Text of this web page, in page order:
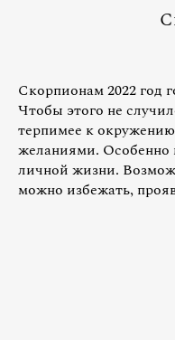
Скорпионам 2022 год
Чтобы этого не
терпимее к
желаниями. Особенно
личной жизни.
можно избежать,